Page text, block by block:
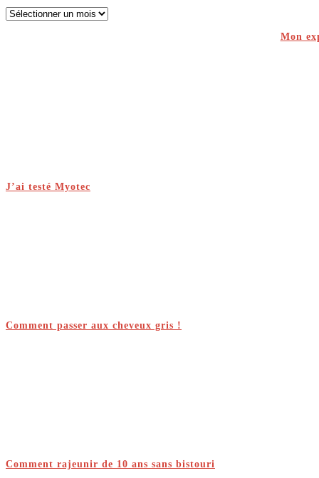
Archives
Mon
J’ai testé Myotec
Comment passer aux cheveux gris !
Comment rajeunir de 10 ans sans bistouri